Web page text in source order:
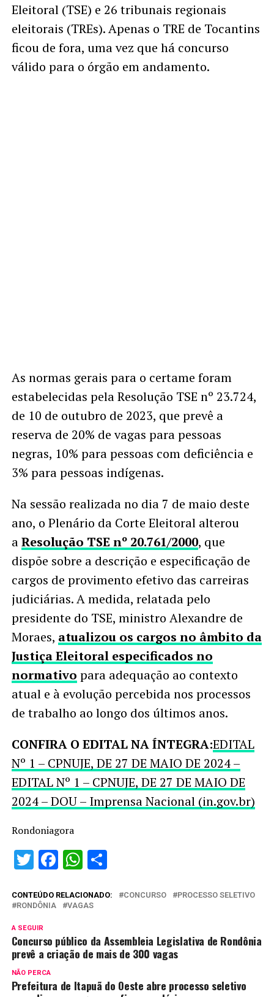
Eleitoral (TSE) e 26 tribunais regionais
eleitorais (TREs). Apenas o TRE de Tocantins
ficou de fora, uma vez que há concurso
válido para o órgão em andamento.
As normas gerais para o certame foram
estabelecidas pela Resolução TSE nº 23.724,
de 10 de outubro de 2023, que prevê a
reserva de 20% de vagas para pessoas
negras, 10% para pessoas com deficiência e
3% para pessoas indígenas.
Na sessão realizada no dia 7 de maio deste
ano, o Plenário da Corte Eleitoral alterou
aResolução TSE nº 20.761/2000, que
dispõe sobre a descrição e especificação de
cargos de provimento efetivo das carreiras
judiciárias. A medida, relatada pelo
presidente do TSE, ministro Alexandre de
Moraes, atualizou os cargos no âmbito da
Justiça Eleitoral especificados no
normativo para adequação ao contexto
atual e à evolução percebida nos processos
de trabalho ao longo dos últimos anos.
CONFIRA O EDITAL NA ÍNTEGRA:EDITAL
Nº 1 – CPNUJE, DE 27 DE MAIO DE 2024 –
EDITAL Nº 1 – CPNUJE, DE 27 DE MAIO DE
2024 – DOU – Imprensa Nacional (in.gov.br)
Rondoniagora
Twitter
Facebook
WhatsApp
Share
CONTEÚDO RELACIONADO: CONCURSO
PROCESSO SELETIVO
RONDÔNIA
VAGAS
A SEGUIR
Concurso público da Assembleia Legislativa de Rondônia
prevê a criação de mais de 300 vagas
NÃO PERCA
Prefeitura de Itapuã do Oeste abre processo seletivo